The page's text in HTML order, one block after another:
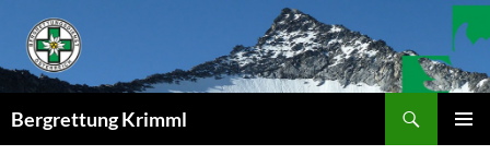
Inhalt
springen
Bergrettung Krimml